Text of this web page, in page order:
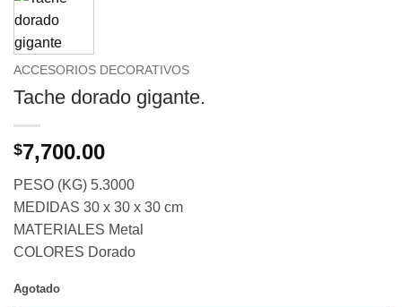
ACCESORIOS DECORATIVOS
Tache dorado gigante.
$7,700.00
PESO (KG) 5.3000
MEDIDAS 30 x 30 x 30 cm
MATERIALES Metal
COLORES Dorado
Agotado